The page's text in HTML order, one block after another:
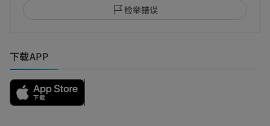
检举错误
下载APP